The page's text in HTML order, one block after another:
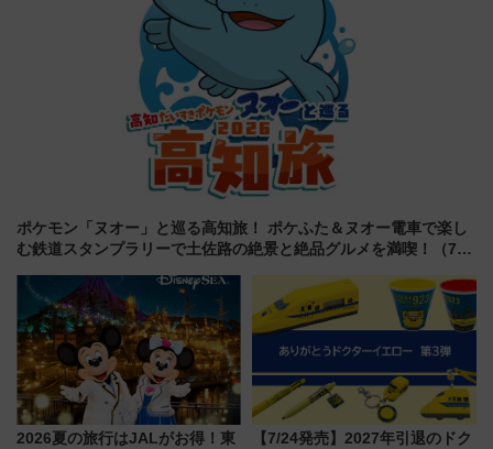
ポケモン「ヌオー」と巡る高知旅！ ポケふた＆ヌオー電車で楽し
む鉄道スタンプラリーで土佐路の絶景と絶品グルメを満喫！（7月
2026夏の旅行はJALがお得！東
【7/24発売】2027年引退のドク